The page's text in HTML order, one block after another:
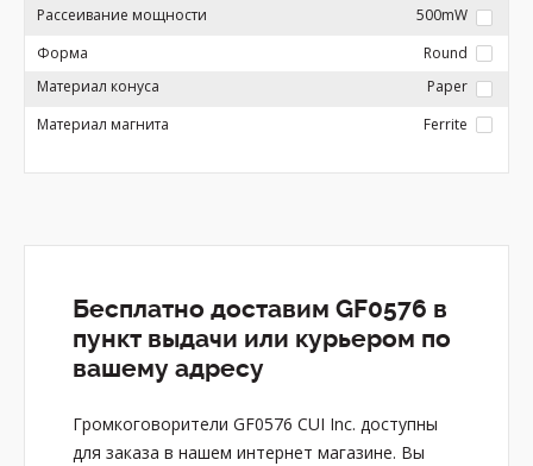
Рассеивание мощности
500mW
Форма
Round
Материал конуса
Paper
Материал магнита
Ferrite
Бесплатно доставим GF0576 в
пункт выдачи или курьером по
вашему адресу
Громкоговорители GF0576 CUI Inc. доступны
для заказа в нашем интернет магазине. Вы